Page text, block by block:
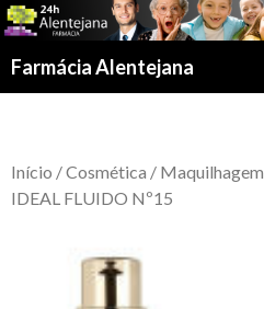
Farmácia Alentejana
Início /Cosmética / Maquilhagem
IDEAL FLUIDO Nº15